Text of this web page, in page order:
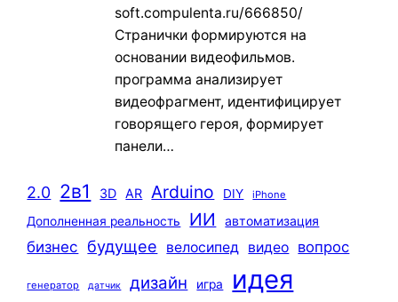
soft.compulenta.ru/666850/
Странички формируются на
основании видеофильмов.
программа анализирует
видеофрагмент, идентифицирует
говорящего героя, формирует
панели…
2.0 2в1 3D AR Arduino DIY iPhone
Дополненная реальность ИИ автоматизация
бизнес будущее велосипед видео вопрос
генератор датчик дизайн игра идея